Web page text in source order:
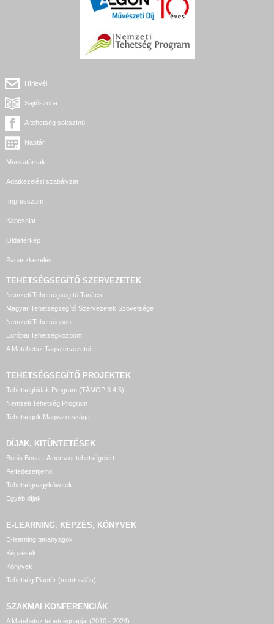
Hírlevél
Sajtószoba
A tehetség sokszínű
Naptár
Munkatársak
Adatkezelési szabályzat
Impresszum
Kapcsolat
Oldaltérkép
Panaszkezelés
TEHETSÉGSEGÍTŐ SZERVEZETEK
Nemzeti Tehetségsegítő Tanács
Magyar Tehetségsegítő Szervezetek Szövetsége
Nemzeti Tehetségpont
Európai Tehetségközpont
A Matehetsz Tagszervezetei
TEHETSÉGSEGÍTŐ PROJEKTEK
Tehetséghidak Program (TÁMOP 3.4.5)
Nemzeti Tehetség Program
Tehetségek Magyarországa
DÍJAK, KITÜNTETÉSEK
Bonis Bona – A nemzet tehetségeiért
Felfedezettjeink
Tehetségnagykövetek
Egyéb díjak
E-LEARNING, KÉPZÉS, KÖNYVEK
E-learning tananyagok
Képzések
Könyvek
Tehetség Piactér (mentorálás)
SZAKMAI KONFERENCIÁK
A Matehetsz tehetségnapjai (2010 - 2024)